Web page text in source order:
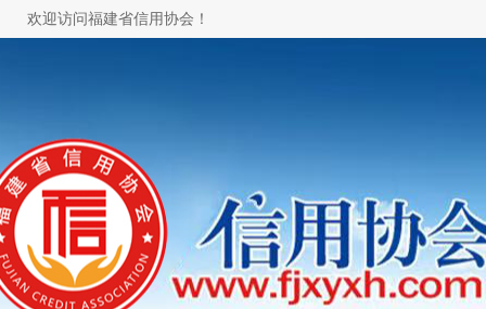
欢迎访问福建省信用协会！